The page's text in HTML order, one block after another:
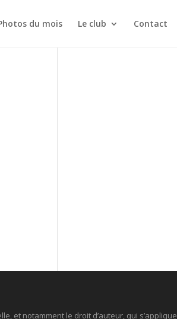
du mois Le club Contact
et notamment le droit d’auteur, qui s’applique